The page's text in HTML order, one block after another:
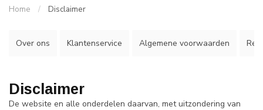
Home / Disclaimer
Over ons Klantenservice Algemene voorwaarden
Disclaimer
De website en alle onderdelen daarvan, met uitzondering van